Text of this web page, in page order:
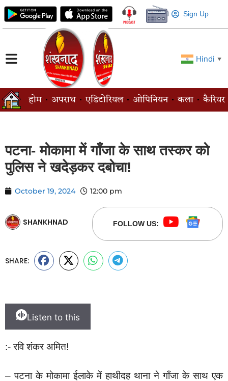
Sign Up
Hindi ▼
होम अपराध एडिटोरियल ओपिनियन कला कैरियर
पटना- मोकामा में गाँजा के साथ तस्कर को
पुलिस ने खदेड़कर दबोचा!
October 19, 2024 12:00 pm
SHANKHNAD FOLLOW US:
SHARE:
Listen to this
:- रवि शंकर अमित!
– पटना के मोकामा ईलाके में हाथीदह थाना ने गाँजा के साथ एक